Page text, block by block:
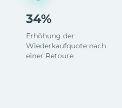
34%
Erhöhung der
Wiederkaufquote nach
einer Retoure